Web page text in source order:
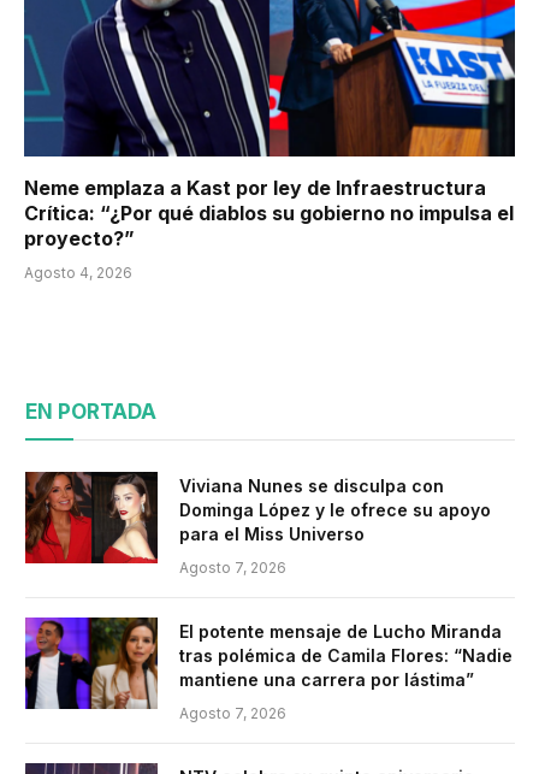
Neme emplaza a Kast por ley de Infraestructura
Crítica: “¿Por qué diablos su gobierno no impulsa el
proyecto?”
Agosto 4, 2026
EN PORTADA
Viviana Nunes se disculpa con
Dominga López y le ofrece su apoyo
para el Miss Universo
Agosto 7, 2026
El potente mensaje de Lucho Miranda
tras polémica de Camila Flores: “Nadie
mantiene una carrera por lástima”
Agosto 7, 2026